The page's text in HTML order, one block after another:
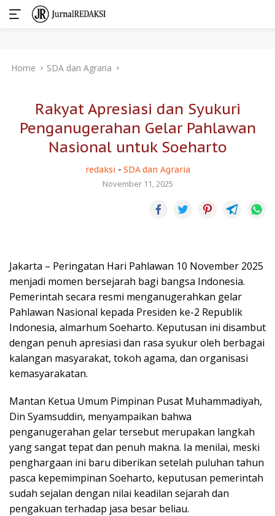
Home SDA dan Agraria
Rakyat Apresiasi dan Syukuri
Penganugerahan Gelar Pahlawan
Nasional untuk Soeharto
redaksi - SDA dan Agraria
November 11, 2025
Jakarta – Peringatan Hari Pahlawan 10 November 2025
menjadi momen bersejarah bagi bangsa Indonesia.
Pemerintah secara resmi menganugerahkan gelar
Pahlawan Nasional kepada Presiden ke-2 Republik
Indonesia, almarhum Soeharto. Keputusan ini disambut
dengan penuh apresiasi dan rasa syukur oleh berbagai
kalangan masyarakat, tokoh agama, dan organisasi
kemasyarakatan.
Mantan Ketua Umum Pimpinan Pusat Muhammadiyah,
Din Syamsuddin, menyampaikan bahwa
penganugerahan gelar tersebut merupakan langkah
yang sangat tepat dan penuh makna. Ia menilai, meski
penghargaan ini baru diberikan setelah puluhan tahun
pasca kepemimpinan Soeharto, keputusan pemerintah
sudah sejalan dengan nilai keadilan sejarah dan
pengakuan terhadap jasa besar beliau.